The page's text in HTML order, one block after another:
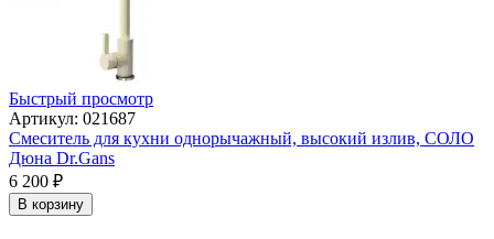
Быстрый просмотр
Артикул: 021687
Смеситель для кухни однорычажный, высокий излив, СОЛО
Дюна Dr.Gans
6 200 ₽
В корзину